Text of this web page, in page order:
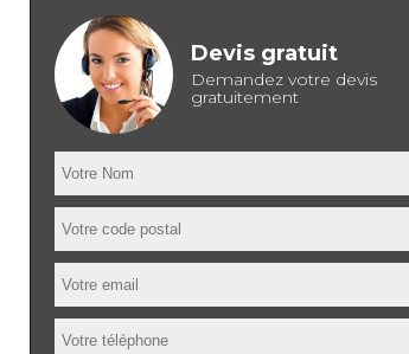
Devis gratuit
Demandez votre devis
gratuitement